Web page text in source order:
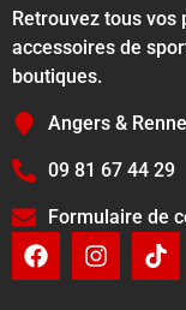
Retrouvez tous
accessoires de
boutiques.
Angers &
09 81 67 44 29
Formulaire de